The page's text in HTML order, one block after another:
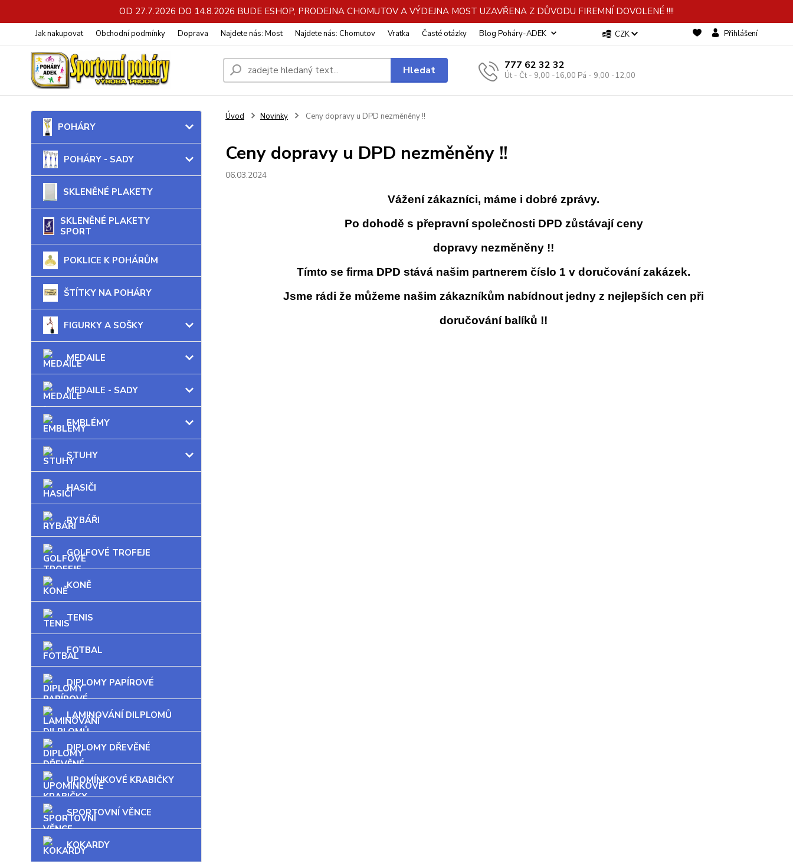
OD 27.7.2026 DO 14.8.2026 BUDE ESHOP, PRODEJNA CHOMUTOV A VÝDEJNA MOST UZAVŘENA Z DŮVODU FIREMNÍ DOVOLENÉ !!!!
Jak nakupovat Obchodní podmínky Doprava Najdete nás: Most Najdete nás: Chomutov Vratka Časté otázky Blog Poháry-ADEK CZK Přihlášení
Hledat 777 62 32 32
Út - Čt - 9,00 -16,00 Pá - 9,00 -12,00
POHÁRY
POHÁRY - SADY
SKLENĚNÉ PLAKETY
SKLENĚNÉ PLAKETY
SPORT
POKLICE K POHÁRŮM
ŠTÍTKY NA POHÁRY
FIGURKY A SOŠKY
MEDAILE
MEDAILE - SADY
EMBLÉMY
STUHY
HASIČI
RYBÁŘI
GOLFOVÉ TROFEJE
KONĚ
TENIS
FOTBAL
DIPLOMY PAPÍROVÉ
LAMINOVÁNÍ DILPLOMŮ
DIPLOMY DŘEVĚNÉ
UPOMÍNKOVÉ KRABIČKY
SPORTOVNÍ VĚNCE
KOKARDY
Úvod Novinky Ceny dopravy u DPD nezměněny !!
Ceny dopravy u DPD nezměněny !!
06.03.2024
Vážení zákazníci, máme i dobré zprávy.
Po dohodě s přepravní společnosti DPD zůstávají ceny
dopravy nezměněny !!
Tímto se firma DPD stává našim partnerem číslo 1 v doručování zakázek.
Jsme rádi že můžeme našim zákazníkům nabídnout jedny z nejlepších cen při
doručování balíků !!